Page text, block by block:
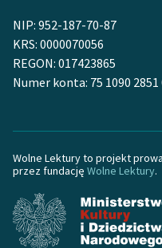
Odkurzamy bohaterów
Szkoła Poezji Wolnych
Lektur
Kontakt
O projekcie
Zespół
NIP: 952-187-70-87
KRS: 0000070056
REGON: 017423865
Numer konta: 75 1090 2851
Wolne Lektury to projekt
przez fundację Wolne Lektury.